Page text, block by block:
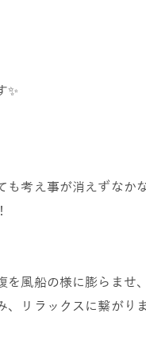
✨
も考え事が消えずな
を風船の様に膨らま
、リラックスに繋がり